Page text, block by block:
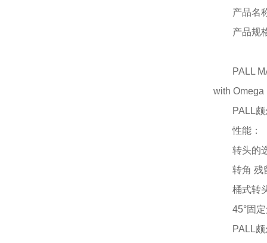
产品名
产品规
PALL
with
PALL
性能：
转头的
转角 残
桶式转
45°固
PALL